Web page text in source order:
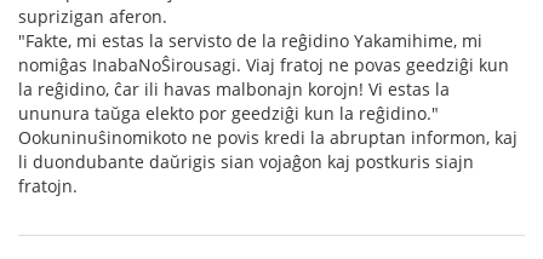
suprizigan aferon.
"Fakte, mi estas la servisto de la reĝidino Yakamihime, mi
nomiĝas InabaNoŜirousagi. Viaj fratoj ne povas geedziĝi kun
la reĝidino, ĉar ili havas malbonajn korojn! Vi estas la
ununura taŭga elekto por geedziĝi kun la reĝidino."
Ookuninuŝinomikoto ne povis kredi la abruptan informon, kaj
li duondubante daŭrigis sian vojaĝon kaj postkuris siajn
fratojn.